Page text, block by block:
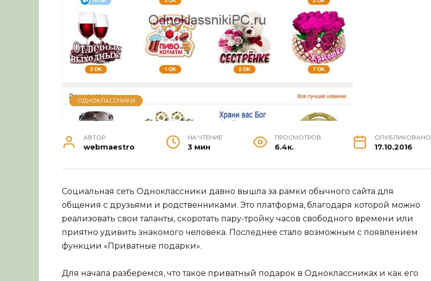
ОДНОКЛАССНИКИ
АВТОР
webmaestro
НА ЧТЕНИЕ
3 мин
ПРОСМОТРОВ
6.4к.
ОПУБЛИКОВАНО
17.10.2016
Социальная сеть Одноклассники давно вышла за рамки обычного сайта для
общения с друзьями и родственниками. Это платформа, благодаря которой можно
реализовать свои таланты, скоротать пару-тройку часов свободного времени или
приятно удивить знакомого человека. Последнее стало возможным с появлением
функции «Приватные подарки».
Для начала разберемся, что такое приватный подарок в Одноклассниках и как его